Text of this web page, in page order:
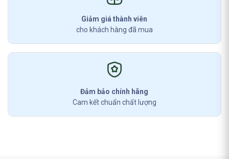
Giảm giá thành viên
cho khách hàng đã mua
Đảm bảo chính hãng
Cam kết chuẩn chất lượng